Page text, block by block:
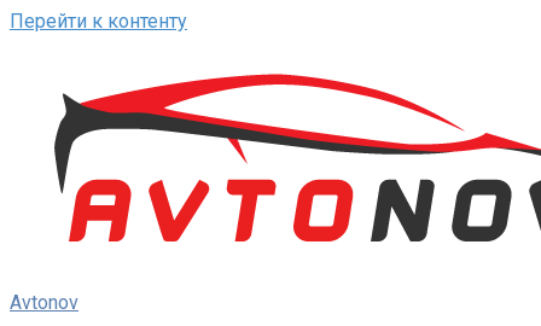
Перейти к контенту
Avtonov